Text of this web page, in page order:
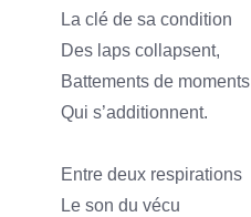
La clé de sa condition
Des laps collapsent,
Battements de moments
Qui s’additionnent.
Entre deux respirations
Le son du vécu